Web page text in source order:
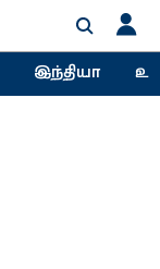
இந்தியா